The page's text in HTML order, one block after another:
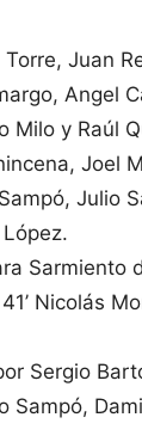
Juan
Angel
Milo y Raúl
Joel
Julio
Sarmiento
Nicolás
Sergio
Sampó,